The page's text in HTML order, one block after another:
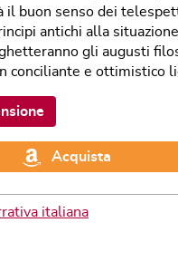
il buon senso dei
antichi alla
gli augusti
conciliante e ottimistico
Acquista
italiana